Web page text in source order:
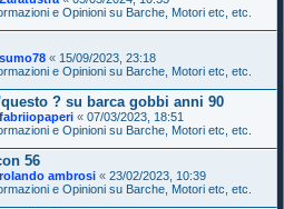
e Opinioni su Barche, Motori etc, etc.
sumo78 « 15/09/2023, 23:18
e Opinioni su Barche, Motori etc, etc.
? su barca gobbi anni 90
fabriiopaperi « 07/03/2023, 18:51
e Opinioni su Barche, Motori etc, etc.
56
rolando ambrosi « 23/02/2023, 10:39
e Opinioni su Barche, Motori etc, etc.